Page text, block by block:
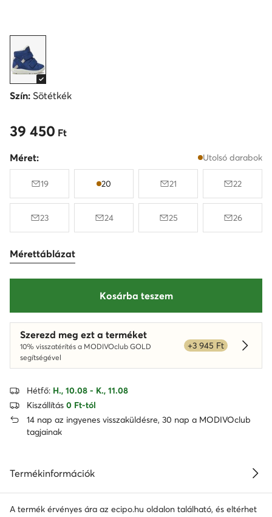
Szín: Sötétkék
39 450 Ft
39 450 Ft
Méret: Utolsó darabok
19 20 21 22
23 24 25 26
Mérettáblázat
Kosárba teszem
Szerezd meg ezt a terméket
10% visszatérítés a MODIVOclub GOLD
segítségével
+3 945 Ft
Hétfő: H., 10.08 - K., 11.08
Kiszállítás 0 Ft-tól
14 nap az ingyenes visszaküldésre, 30 nap a MODIVOclub
tagjainak
Termékinformációk
A termék érvényes ára az ecipo.hu oldalon található, és eltérhet